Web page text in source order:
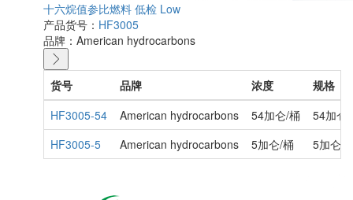
十六烷值参比燃料 低检 Low
产品货号： HF3005
品牌： American hydrocarbons
货号 品牌 浓度
规格
HF3005-54
American hydrocarbons 54加仑/桶
54加仑
HF3005-5
American hydrocarbons 5加仑/桶 5加仑